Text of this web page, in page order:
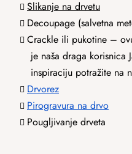
Slikanje na drvetu
Decoupage (salvetna
Crackle ili pukotine –
je naša draga korisnica
inspiraciju potražite na
Drvorez
Pirogravura na drvo
Pougljivanje drveta